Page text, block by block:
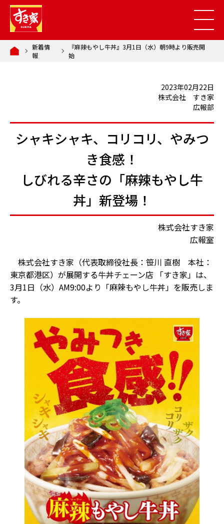
新着情
報
『麻辣もやし牛丼』3月1日（水）朝9時より販売開
始
2023年02月22日
株式会社 すき家
広報部
シャキシャキ、コリコリ、やみつ
き食感！
しびれる辛さの「麻辣もやし牛
丼」新登場！
株式会社すき家
広報室
株式会社すき家（代表取締役社長：笹川 直樹 本社：
東京都港区）が展開する牛丼チェーン店 「すき家」は、
3月1日（水）AM9:00より「麻辣もやし牛丼」を販売しま
す。